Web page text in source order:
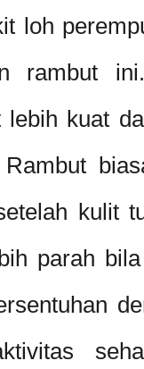
loh
rambut
lebih kuat
kulit
parah